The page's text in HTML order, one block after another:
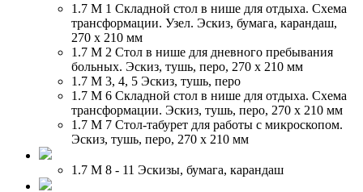
1.7 М 1 Складной стол в нише для отдыха. Схема
трансформации. Узел. Эскиз, бумага, карандаш,
270 х 210 мм
1.7 М 2 Стол в нише для дневного пребывания
больных. Эскиз, тушь, перо, 270 х 210 мм
1.7 М 3, 4, 5 Эскиз, тушь, перо
1.7 М 6 Складной стол в нише для отдыха. Схема
трансформации. Эскиз, тушь, перо, 270 х 210 мм
1.7 М 7 Стол-табурет для работы с микроскопом.
Эскиз, тушь, перо, 270 х 210 мм
1.7 М 8 - 11 Эскизы, бумага, карандаш